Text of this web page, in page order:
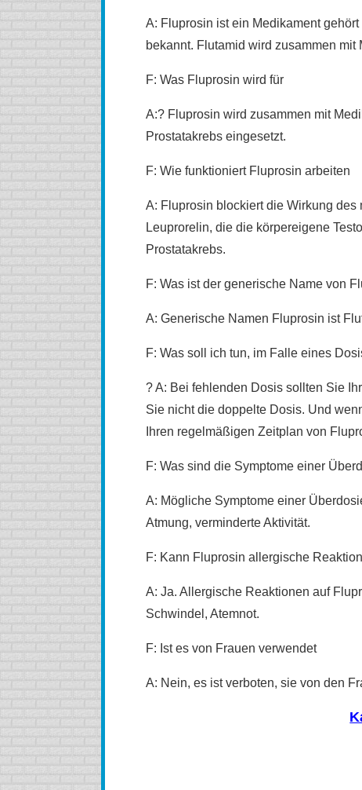
A: Fluprosin ist ein Medikament
bekannt. Flutamid wird zusammen
F: Was Fluprosin wird für
A:? Fluprosin wird zusammen mit
Prostatakrebs eingesetzt.
F: Wie funktioniert Fluprosin arbeiten
A: Fluprosin blockiert die Wirkung
Leuprorelin, die die körpereigene
Prostatakrebs.
F: Was ist der generische Name von
A: Generische Namen Fluprosin ist
F: Was soll ich tun, im Falle eines
? A: Bei fehlenden Dosis sollten Sie
Sie nicht die doppelte Dosis. Und
Ihren regelmäßigen Zeitplan von
F: Was sind die Symptome einer
A: Mögliche Symptome einer
Atmung, verminderte Aktivität.
F: Kann Fluprosin allergische
A: Ja. Allergische Reaktionen auf
Schwindel, Atemnot.
F: Ist es von Frauen verwendet
A: Nein, es ist verboten, sie von den